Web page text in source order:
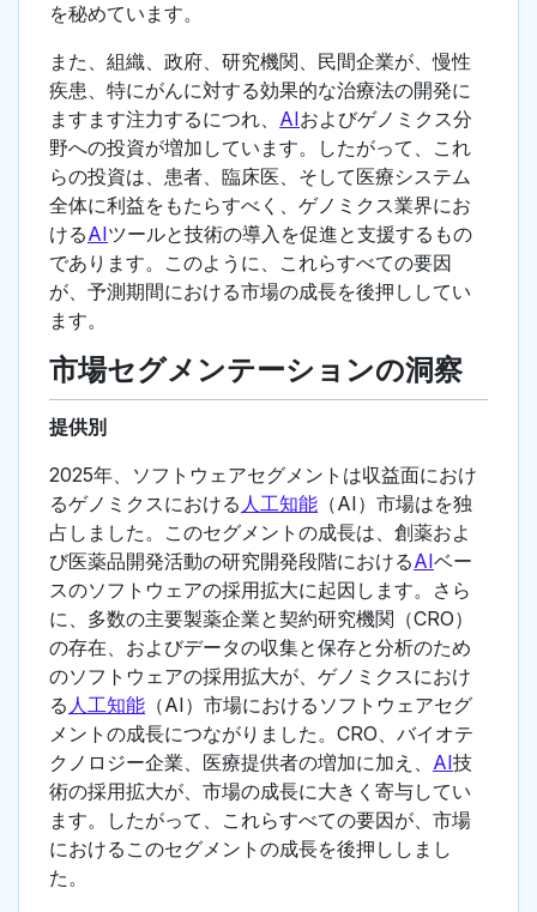
を秘めています。
また、組織、政府、研究機関、民間企業が、慢性
疾患、特にがんに対する効果的な治療法の開発に
ますます注力するにつれ、 AIおよびゲノミクス分
野への投資が増加しています。したがって、これ
らの投資は、患者、臨床医、そして医療システム
全体に利益をもたらすべく、ゲノミクス業界にお
けるAIツールと技術の導入を促進と支援するもの
であります。このように、これらすべての要因
が、予測期間における市場の成長を後押ししてい
ます。
市場セグメンテーションの洞察
提供別
2025年、ソフトウェアセグメントは収益面におけ
るゲノミクスにおける 人工知能 （AI）市場はを独
占しました。このセグメントの成長は、創薬およ
び医薬品開発活動の研究開発段階におけるAIベー
スのソフトウェアの採用拡大に起因します。さら
に、多数の主要製薬企業と契約研究機関（CRO）
の存在、およびデータの収集と保存と分析のため
のソフトウェアの採用拡大が、ゲノミクスにおけ
る 人工知能 （AI）市場におけるソフトウェアセグ
メントの成長につながりました。CRO、バイオテ
クノロジー企業、医療提供者の増加に加え、 AI技
術の採用拡大が、市場の成長に大きく寄与してい
ます。したがって、これらすべての要因が、市場
におけるこのセグメントの成長を後押ししまし
た。